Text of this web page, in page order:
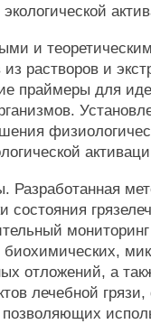
и
растворов и
праймеры для
Разработанная
состояния
отложений, а
лечебной